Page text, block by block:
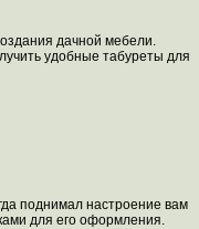
дачной мебели.
удобные табуреты для
поднимал настроение вам
для его оформления.